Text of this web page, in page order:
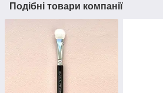
Подібні товари компанії